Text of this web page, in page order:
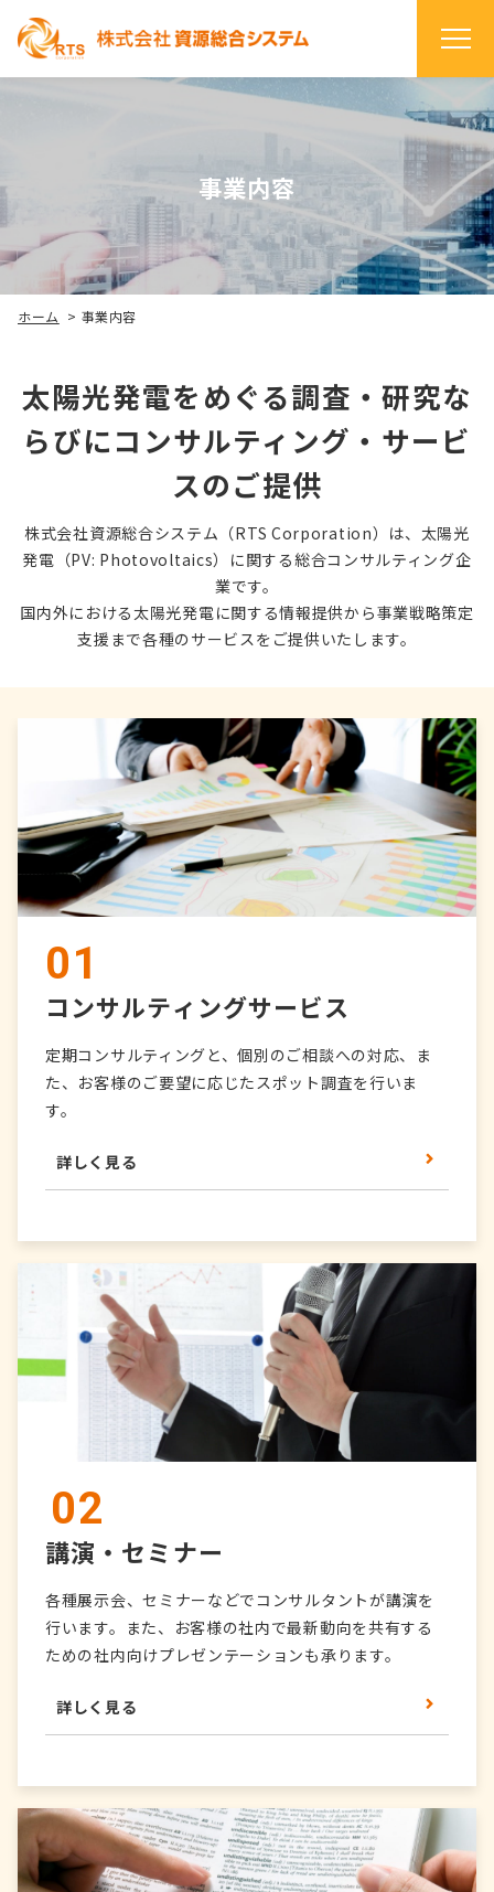
事業内容
ホーム > 事業内容
太陽光発電をめぐる調査・研究な
らびにコンサルティング・サービ
スのご提供
株式会社資源総合システム（RTS Corporation）は、太陽光
発電（PV: Photovoltaics）に関する総合コンサルティング企
業です。
国内外における太陽光発電に関する情報提供から事業戦略策定
支援まで各種のサービスをご提供いたします。
01
コンサルティングサービス
定期コンサルティングと、個別のご相談への対応、ま
た、お客様のご要望に応じたスポット調査を行いま
す。
詳しく見る
02
講演・セミナー
各種展示会、セミナーなどでコンサルタントが講演を
行います。また、お客様の社内で最新動向を共有する
ための社内向けプレゼンテーションも承ります。
詳しく見る